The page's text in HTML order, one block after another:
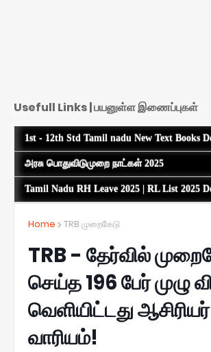
Usefull Links | பயனுள்ள இணைப்புகள்
1st - 12th Std Tamil nadu New Text Books
அரசு பொதுவிடுமுறை நாட்கள் 2025
Tamil Nadu RH Leave 2025 | RL List 2025
Home TRB முறைகேடு
TRB - தேர்வில்
செய்த 196 பேர் முழு
வெளியிட்டது
வாரியம்!